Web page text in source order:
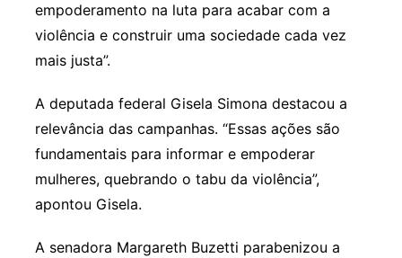
empoderamento na luta para acabar com a
violência e construir uma sociedade cada vez
mais justa”.
A deputada federal Gisela Simona destacou a
relevância das campanhas. “Essas ações são
fundamentais para informar e empoderar
mulheres, quebrando o tabu da violência”,
apontou Gisela.
A senadora Margareth Buzetti parabenizou a